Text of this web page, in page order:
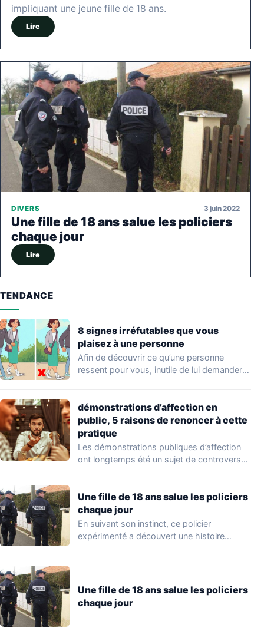
impliquant une jeune fille de 18 ans.
Lire
DIVERS 3 juin 2022
Une fille de 18 ans salue les policiers
chaque jour
Lire
TENDANCE
8 signes irréfutables que vous
plaisez à une personne
Afin de découvrir ce qu’une personne
ressent pour vous, inutile de lui demander
démonstrations d’affection en
public, 5 raisons de renoncer à cette
pratique
Les démonstrations publiques d’affection
ont longtemps été un sujet de controverse.
Une fille de 18 ans salue les policiers
chaque jour
En suivant son instinct, ce policier
expérimenté a découvert une histoire
Une fille de 18 ans salue les policiers
chaque jour